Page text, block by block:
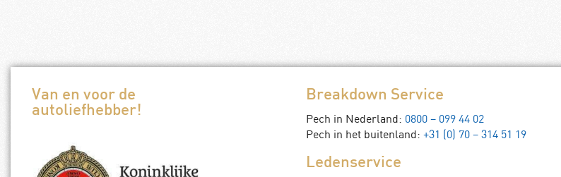
Van en voor de
autoliefhebber!
Breakdown Service
Pech in Nederland: 0800 – 099 44 02
Pech in het buitenland: +31 (0) 70 – 314 51 19
Ledenservice